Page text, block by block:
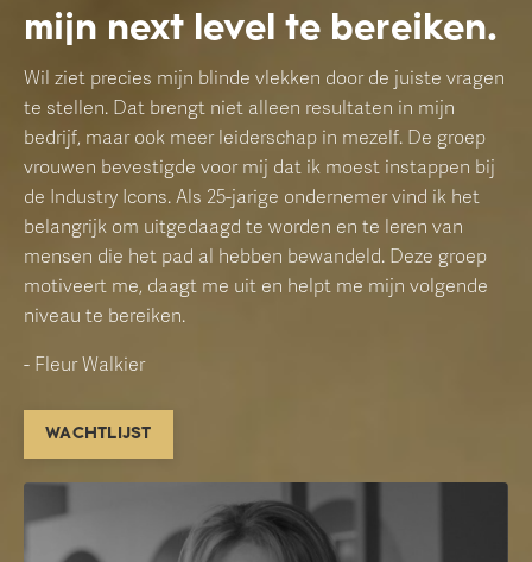
mijn next level te bereiken.
Wil ziet precies mijn blinde vlekken door de juiste vragen
te stellen. Dat brengt niet alleen resultaten in mijn
bedrijf, maar ook meer leiderschap in mezelf. De groep
vrouwen bevestigde voor mij dat ik moest instappen bij
de Industry Icons. Als 25-jarige ondernemer vind ik het
belangrijk om uitgedaagd te worden en te leren van
mensen die het pad al hebben bewandeld. Deze groep
motiveert me, daagt me uit en helpt me mijn volgende
niveau te bereiken.
- Fleur Walkier
WACHTLIJST